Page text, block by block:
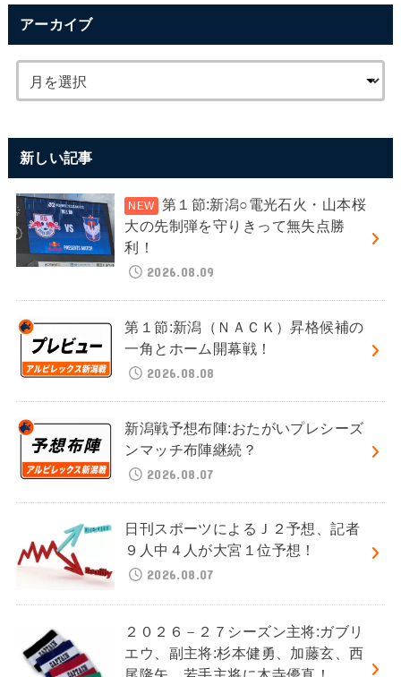
アーカイブ
新しい記事
第１節:新潟○電光石火・山本桜
大の先制弾を守りきって無失点勝
利！
2026.08.09
第１節:新潟（ＮＡＣＫ）昇格候補の
一角とホーム開幕戦！
2026.08.08
新潟戦予想布陣:おたがいプレシーズ
ンマッチ布陣継続？
2026.08.07
日刊スポーツによるＪ２予想、記者
９人中４人が大宮１位予想！
2026.08.07
２０２６－２７シーズン主将:ガブリ
エウ、副主将:杉本健勇、加藤玄、西